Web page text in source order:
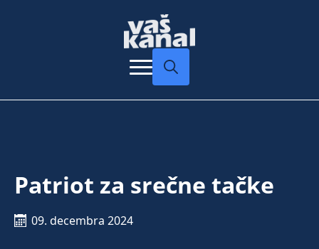
Patriot za srečne tačke
09. decembra 2024